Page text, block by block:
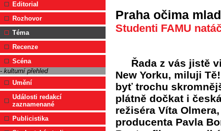
Editorial
Rozhovor
Téma
Recenze
Scéna
- kulturní přehled
Umění
Události redakcí
zaznamenané
Publicistika
Praha očima
Studenti FAMU
Řada z vás jistě
New Yorku, miluji
byť trochu
plátně dočkat i
režiséra Víta
producenta Pavla